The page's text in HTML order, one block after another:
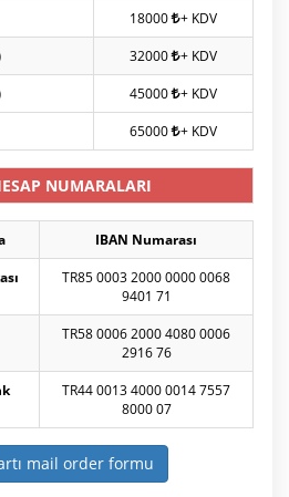
18000 + KDV
32000 + KDV
45000 + KDV
65000 + KDV
NUMARALARI
IBAN Numarası
TR85 0003 2000 0000 0068
9401 71
TR58 0006 2000 4080 0006
2916 76
TR44 0013 4000 0014 7557
8000 07
mail order formu